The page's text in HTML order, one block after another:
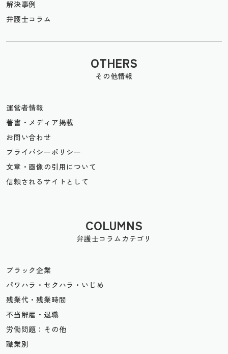
解決事例
弁護士コラム
OTHERS
その他情報
運営者情報
著書・メディア掲載
お問い合わせ
プライバシーポリシー
文章・画像の引用について
信頼されるサイトとして
COLUMNS
弁護士コラムカテゴリ
ブラック企業
パワハラ・セクハラ・いじめ
残業代・残業時間
不当解雇・退職
労働問題：その他
職業別